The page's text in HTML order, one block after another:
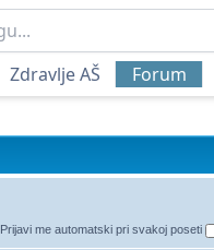
Zdravlje AŠ Forum
Prijavi me automatski pri svakoj poseti